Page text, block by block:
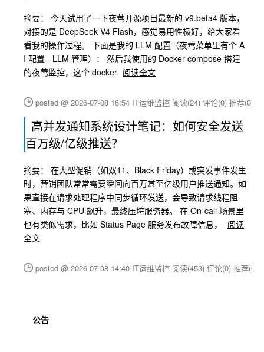
摘要： 今天试用了一下夜莺开源项目最新的 v9.beta4 版本，
对接的是 DeepSeek V4 Flash，感觉易用性极好，给大家看
看我的操作过程。 下面是我的 LLM 配置（夜莺菜单里有个 A
I 配置 - LLM 管理）： 然后我使用的 Docker compose 搭建
的夜莺监控，这个 docker 阅读全文
posted @ 2026-07-08 16:54 IT运维监控 阅读(24) 评论(0) 推荐(0)
高并发通知系统设计笔记：如何安全发送
百万级/亿级推送？
摘要： 在大型促销（如双11、Black Friday）或突发事件发生
时，营销团队常常需要瞬间向百万甚至亿级用户推送通知。如
果直接在请求处理程序中同步循环发送，会导致请求线程阻
塞、内存与 CPU 飙升，最终压垮服务器。 在 On-call 场景里
也有类似需求，比如 Status Page 服务发布故障信息，
阅读
全文
posted @ 2026-07-08 14:40 IT运维监控 阅读(453) 评论(0) 推荐(0)
公告